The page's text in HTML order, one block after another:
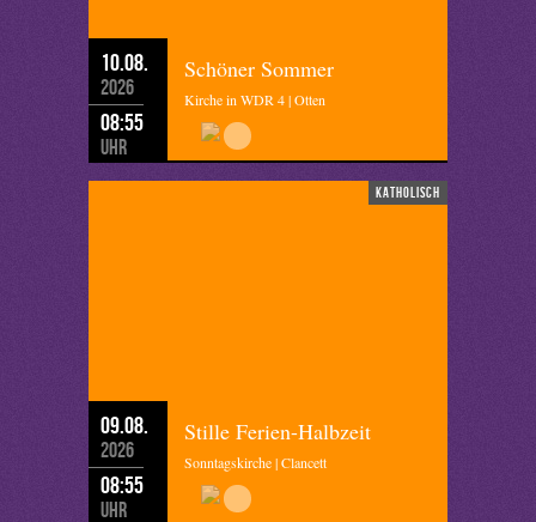
10.08.
2026
08:55
Uhr
Schöner Sommer
Kirche in WDR 4 | Otten
katholisch
09.08.
2026
08:55
Uhr
Stille Ferien-Halbzeit
Sonntagskirche | Clancett